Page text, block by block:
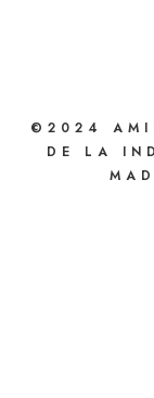
©2024
DE LA